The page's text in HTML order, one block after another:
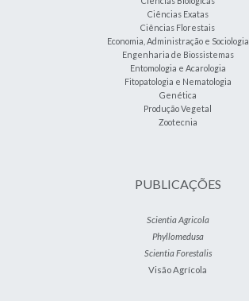
Ciências Exatas
Ciências Florestais
Economia, Administração e Sociologia
Engenharia de Biossistemas
Entomologia e Acarologia
Fitopatologia e Nematologia
Genética
Produção Vegetal
Zootecnia
PUBLICAÇÕES
Scientia Agricola
Phyllomedusa
Scientia Forestalis
Visão Agrícola